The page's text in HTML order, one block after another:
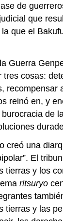
de
que
que el
Guerra
tres cosas:
recompensar
reinó en, y
de
creó una
El
tierras y los
ritsuryo
tierras y las